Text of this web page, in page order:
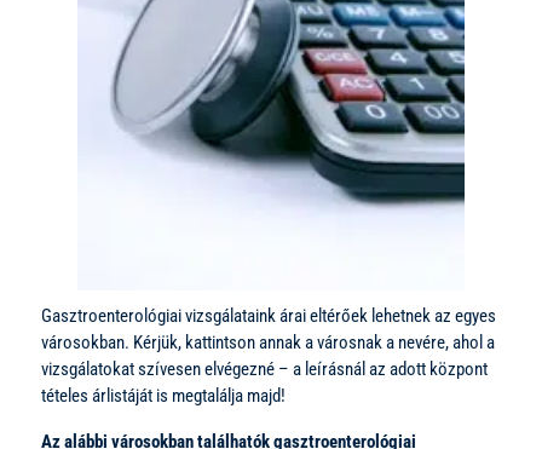
Gasztroenterológiai vizsgálataink árai eltérőek lehetnek az egyes
városokban. Kérjük, kattintson annak a városnak a nevére, ahol a
vizsgálatokat szívesen elvégezné – a leírásnál az adott központ
tételes árlistáját is megtalálja majd!
Az alábbi városokban találhatók gasztroenterológiai